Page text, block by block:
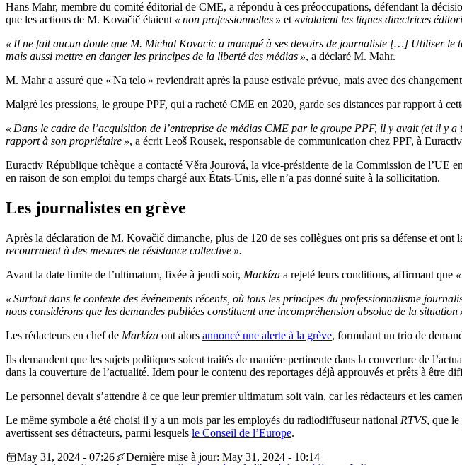
Hans Mahr, membre du comité éditorial de CME, a répondu à ces préoccupations, défendant la
que les actions de M. Kovačič étaient « non professionnelles » et «violaient les lignes directrices
« Il ne fait aucun doute que M. Michal Kovacic a manqué à ses devoirs de journaliste […] Utiliser le
mais aussi mettre en danger les principes de la liberté des médias », a déclaré M. Mahr.
M. Mahr a assuré que « Na telo » reviendrait après la pause estivale prévue, mais avec des
Malgré les pressions, le groupe PPF, qui a racheté CME en 2020, garde ses distances par rapport à
« Dans le cadre de l’acquisition de l’entreprise de médias CME par le groupe PPF, il y avait (et il y
rapport à son propriétaire », a écrit Leoš Rousek, responsable de communication chez PPF, à
Euractiv République tchèque a contacté Věra Jourová, la vice-présidente de la Commission de l’UE
en raison de son emploi du temps chargé aux États-Unis, elle n’a pas donné suite à la sollicitation.
Les journalistes en grève
Après la déclaration de M. Kovačič dimanche, plus de 120 de ses collègues ont pris sa défense et
recourraient à des mesures de résistance collective ».
Avant la date limite de l’ultimatum, fixée à jeudi soir, Markíza a rejeté leurs conditions, affirmant que
« Surtout dans le contexte des événements récents, où tous les principes du professionnalisme
nous considérons que les demandes publiées constituent une incompréhension absolue de la situation
Les rédacteurs en chef de Markíza ont alors annoncé une alerte à la grève, formulant un trio de
Ils demandent que les sujets politiques soient traités de manière pertinente dans la couverture de
dans la couverture de l’actualité. Idem pour le contenu des reportages déjà approuvés et prêts à être
Le personnel devait s’attendre à ce que leur premier ultimatum soit vain, car les rédacteurs et les
Le même symbole a été choisi il y a un mois par les employés du radiodiffuseur national RTVS, que
avertissent ses détracteurs, parmi lesquels le Conseil de l’Europe.
May 31, 2024 - 07:26
Dernière mise à jour: May 31, 2024 - 10:14